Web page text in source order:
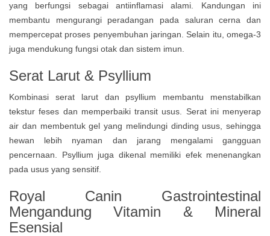
yang berfungsi sebagai antiinflamasi alami. Kandungan ini
membantu mengurangi peradangan pada saluran cerna dan
mempercepat proses penyembuhan jaringan. Selain itu, omega-3
juga mendukung fungsi otak dan sistem imun.
Serat Larut & Psyllium
Kombinasi serat larut dan psyllium membantu menstabilkan
tekstur feses dan memperbaiki transit usus. Serat ini menyerap
air dan membentuk gel yang melindungi dinding usus, sehingga
hewan lebih nyaman dan jarang mengalami gangguan
pencernaan. Psyllium juga dikenal memiliki efek menenangkan
pada usus yang sensitif.
Royal Canin Gastrointestinal
MengandungVitamin & Mineral
Esensial